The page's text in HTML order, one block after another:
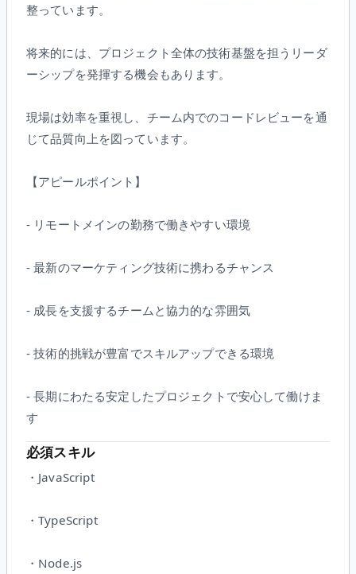
整っています。
将来的には、プロジェクト全体の技術基盤を担うリーダ
ーシップを発揮する機会もあります。
現場は効率を重視し、チーム内でのコードレビューを通
じて品質向上を図っています。
【アピールポイント】
- リモートメインの勤務で働きやすい環境
- 最新のマーケティング技術に携わるチャンス
- 成長を支援するチームと協力的な雰囲気
- 技術的挑戦が豊富でスキルアップできる環境
- 長期にわたる安定したプロジェクトで安心して働けま
す
必須スキル
・JavaScript
・TypeScript
・Node.js